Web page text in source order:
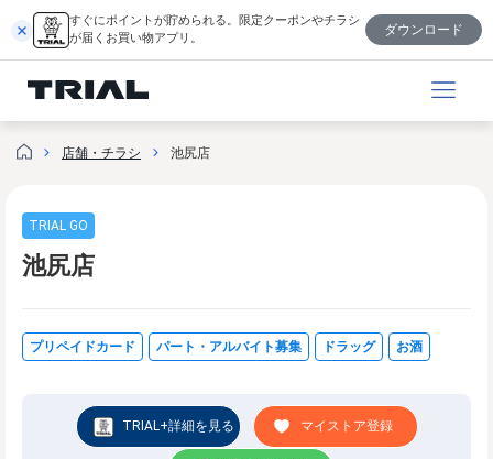
内
すぐにポイントが貯められる。限定クーポンやチラシ
が届くお買い物アプリ。
ダウンロード
店舗・チラシ 池尻店
TRIAL GO
池尻店
プリペイドカード パート・アルバイト募集 ドラッグ お酒
TRIAL+詳細を見る マイストア登録